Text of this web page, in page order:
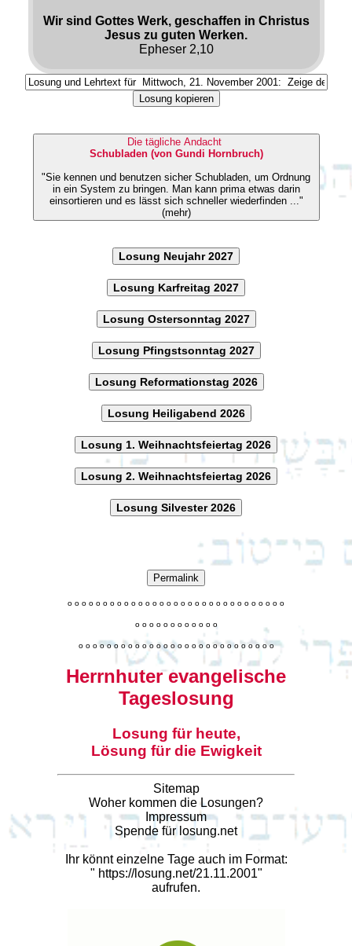
Wir sind Gottes Werk, geschaffen in Christus
Jesus zu guten Werken.
Epheser 2,10
Losung kopieren
Die tägliche Andacht
Schubladen (von Gundi Hornbruch)
"Sie kennen und benutzen sicher Schubladen, um Ordnung
in ein System zu bringen. Man kann prima etwas darin
einsortieren und es lässt sich schneller wiederfinden ..."
(mehr)
Losung Neujahr 2027
Losung Karfreitag 2027
Losung Ostersonntag 2027
Losung Pfingstsonntag 2027
Losung Reformationstag 2026
Losung Heiligabend 2026
Losung 1. Weihnachtsfeiertag 2026
Losung 2. Weihnachtsfeiertag 2026
Losung Silvester 2026
Permalink
o o o o o o o o o o o o o o o o o o o o o o o o o o o o o o o
o o o o o o o o o o o o
o o o o o o o o o o o o o o o o o o o o o o o o o o o o
Herrnhuter evangelische
Tageslosung
Losung für heute,
Lösung für die Ewigkeit
Sitemap
Woher kommen die Losungen?
Impressum
Spende für losung.net
Ihr könnt einzelne Tage auch im Format:
" https://losung.net/21.11.2001"
aufrufen.